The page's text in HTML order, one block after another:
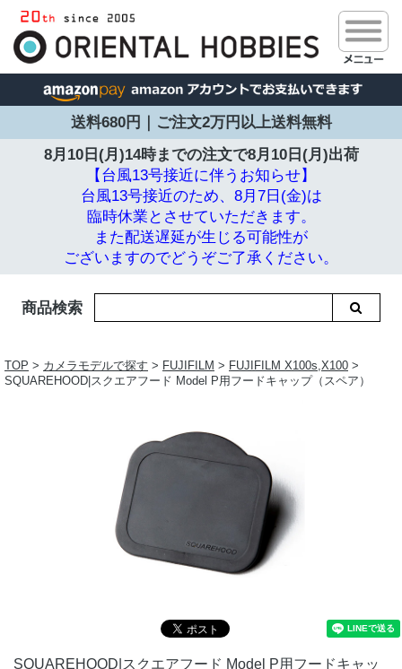
送料680円｜ご注文2万円以上送料無料
8月10日(月)14時までの注文で8月10日(月)出荷
【台風13号接近に伴うお知らせ】
台風13号接近のため、8月7日(金)は
臨時休業とさせていただきます。
また配送遅延が生じる可能性が
ございますのでどうぞご了承ください。
商品検索
TOP > カメラモデルで探す > FUJIFILM > FUJIFILM X100s,X100 >
SQUAREHOOD|スクエアフード Model P用フードキャップ（スペア）
SQUAREHOOD|スクエアフード Model P用フードキャッ